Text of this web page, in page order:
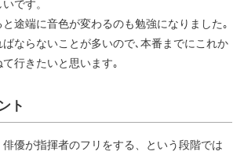
です。
途端に音色が変わるのも勉強になりました｡
ならないことが多いので､本番までにこれか
行きたいと思います｡
ト
優が指揮者のフリをする、という段階では